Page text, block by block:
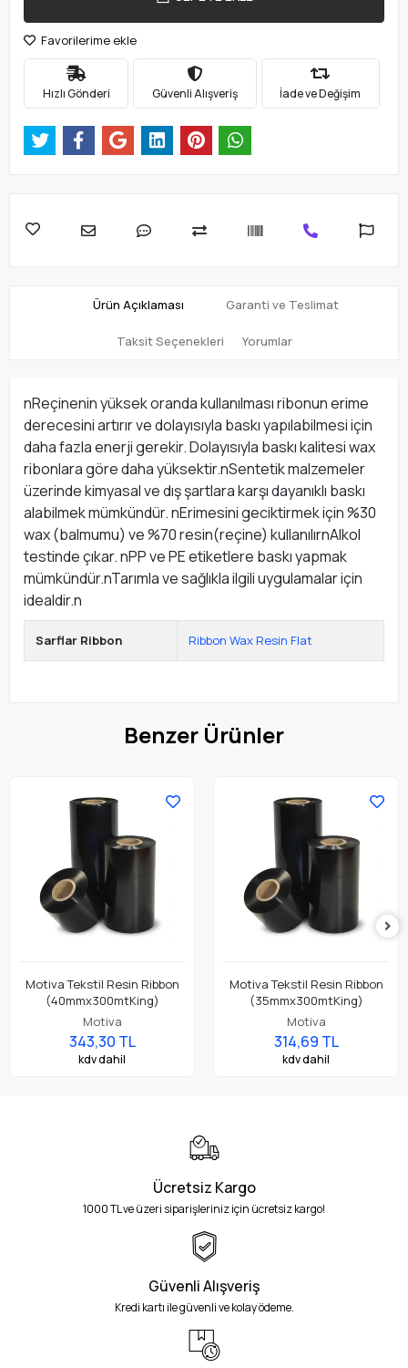
Favorilerime ekle
Hızlı Gönderi Güvenli Alışveriş İade ve Değişim
Ürün Açıklaması Garanti ve Teslimat
Taksit Seçenekleri Yorumlar
nReçinenin yüksek oranda kullanılması ribonun erime
derecesini artırır ve dolayısıyla baskı yapılabilmesi için
daha fazla enerji gerekir. Dolayısıyla baskı kalitesi wax
ribonlara göre daha yüksektir.nSentetik malzemeler
üzerinde kimyasal ve dış şartlara karşı dayanıklı baskı
alabilmek mümkündür. nErimesini geciktirmek için %30
wax (balmumu) ve %70 resin(reçine) kullanılırnAlkol
testinde çıkar. nPP ve PE etiketlere baskı yapmak
mümkündür.nTarımla ve sağlıkla ilgili uygulamalar için
idealdir.n
Sarflar Ribbon Ribbon Wax Resin Flat
Benzer Ürünler
Motiva Tekstil Resin Ribbon
(40mmx300mtKing)
Motiva
343,30 TL
kdv dahil
Motiva Tekstil Resin Ribbon
(35mmx300mtKing)
Motiva
314,69 TL
kdv dahil
Ücretsiz Kargo
1000 TL ve üzeri siparişleriniz için ücretsiz kargo!
Güvenli Alışveriş
Kredi kartı ile güvenli ve kolay ödeme.